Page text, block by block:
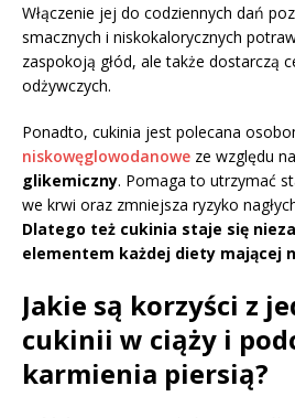
Włączenie jej do codziennych dań
smacznych i niskokalorycznych
zaspokoją głód, ale także dostarczą
odżywczych.
Ponadto, cukinia jest polecana
niskowęglowodanowe ze względu na
glikemiczny. Pomaga to utrzymać
we krwi oraz zmniejsza ryzyko
Dlatego też cukinia staje się
elementem każdej diety mającej
Jakie są korzyści z
cukinii w ciąży i
karmienia piersią?